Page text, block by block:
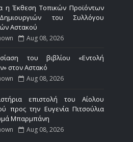
η Έκθεση Τοπικών Προϊόντων
του Συλλόγου
Αστακού
Aug 08, 2026
του βιβλίου «Εντολή
στον Αστακό
Aug 08, 2026
επιστολή του Αίολου
προς την Ευγενία Πιτσούλια
Μπαρμπάνη
Aug 08, 2026